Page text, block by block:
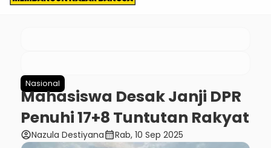
Nasional
Mahasiswa Desak Janji DPR
Penuhi 17+8 Tuntutan Rakyat
account_circleNazula Destiyanacalendar_monthRab, 10 Sep 2025